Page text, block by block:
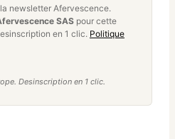
newsletter Afervescence.
SAS pour cette
en 1 clic. Politique
Desinscription en 1 clic.